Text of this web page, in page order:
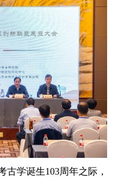
古学诞生103周年之际，